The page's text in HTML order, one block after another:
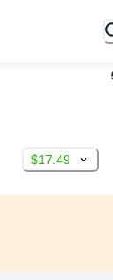
$17.49